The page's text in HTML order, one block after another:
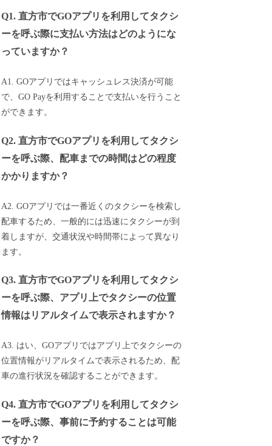
Q1. 直方市でGOアプリを利用してタクシ
ーを呼ぶ際に支払い方法はどのようにな
っていますか？
A1. GOアプリではキャッシュレス決済が可能
で、GO Payを利用することで支払いを行うこと
ができます。
Q2. 直方市でGOアプリを利用してタクシ
ーを呼ぶ際、配車までの時間はどの程度
かかりますか？
A2. GOアプリでは一番近くのタクシーを検索し
配車するため、一般的には迅速にタクシーが到
着しますが、交通状況や時間帯によって異なり
ます。
Q3. 直方市でGOアプリを利用してタクシ
ーを呼ぶ際、アプリ上でタクシーの位置
情報はリアルタイムで表示されますか？
A3. はい、GOアプリではアプリ上でタクシーの
位置情報がリアルタイムで表示されるため、配
車の進行状況を確認することができます。
Q4. 直方市でGOアプリを利用してタクシ
ーを呼ぶ際、事前に予約することは可能
ですか？